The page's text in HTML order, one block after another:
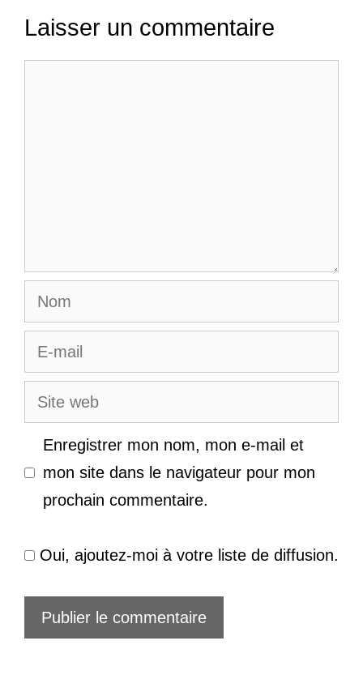
Laisser un commentaire
Nom
E-
mail
Site
web
Enregistrer mon nom, mon e-mail et
mon site dans le navigateur pour mon
prochain commentaire.
Oui, ajoutez-moi à votre liste de diffusion.